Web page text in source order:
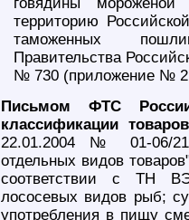
территорию
таможенных
Правительства
№ 730 (приложение № 2
Письмом ФТС
классификации
22.01.2004 № 01-06/
отдельных видов
соответствии с ТН
лососевых видов рыб;
употребления в пищу